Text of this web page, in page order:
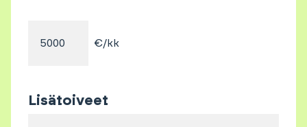
€/kk
Lisätoiveet